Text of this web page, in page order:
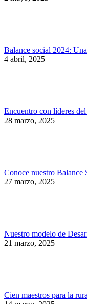
Balance social 2024:
4 abril, 2025
Encuentro con líderes
28 marzo, 2025
Conoce nuestro Balance
27 marzo, 2025
Nuestro modelo de
21 marzo, 2025
Cien maestros para la